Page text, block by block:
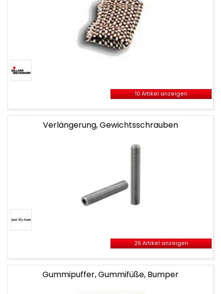
10 Artikel anzeigen
Verlängerung, Gewichtsschrauben
26 Artikel anzeigen
Gummipuffer, Gummifüße, Bumper